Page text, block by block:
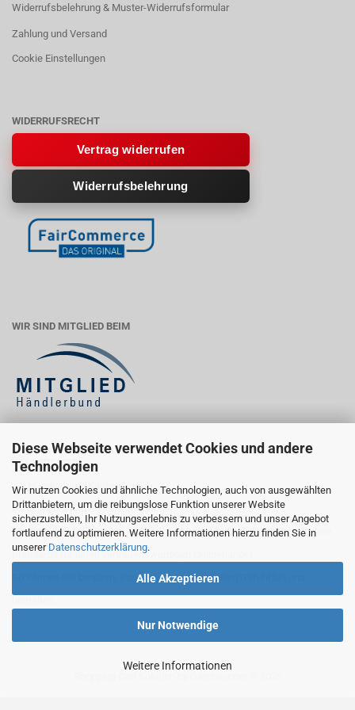
Diese Webseite verwendet Cookies und andere
Technologien
Wir nutzen Cookies und ähnliche Technologien, auch von ausgewählten
Drittanbietern, um die reibungslose Funktion unserer Website
sicherzustellen, Ihr Nutzungserlebnis zu verbessern und unser Angebot
fortlaufend zu optimieren. Weitere Informationen hierzu finden Sie in
unserer Datenschutzerklärung.
Alle Akzeptieren
Nur Notwendige
Weitere Informationen
Widerrufsbelehrung & Muster-Widerrufsformular
Zahlung und Versand
Cookie Einstellungen
WIDERRUFSRECHT
Vertrag widerrufen
Widerrufsbelehrung
WIR SIND MITGLIED BEIM
KÄUFERSIEGEL
Ihr Einkauf bei uns ist geprüft sicher:
Als Händlerbund-Mitglied erfüllen wir wichtige rechtliche und qualitative
Standards für einen vertrauenswürdigen Onlinehandel.
So können Sie bequem, transparent und mit gutem Gefühl bei uns